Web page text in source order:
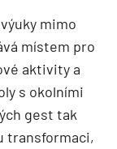
mimo
místem pro
aktivity a
s okolními
gest tak
transformaci,